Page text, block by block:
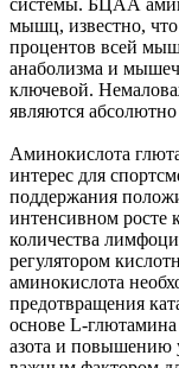
мышц, известно, что
процентов всей
анаболизма и
ключевой.
являются
Аминокислота
интерес для
поддержания
интенсивном росте
количества
регулятором
аминокислота
предотвращения
основе L-
азота и повышению